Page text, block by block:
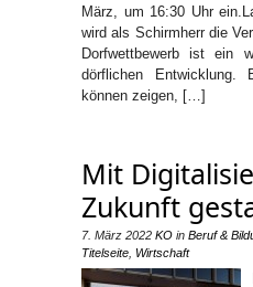
März, um 16:30 Uhr
wird als Schirmherr die
Dorfwettbewerb ist ein
dörflichen Entwicklung.
können zeigen, […]
Mit
Zukunft
7. März 2022 KO in Beruf &
Titelseite Wirtschaft